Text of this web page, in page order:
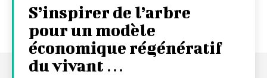
S’inspirer de l’arbre
pour un modèle
économique régénératif
du vivant …